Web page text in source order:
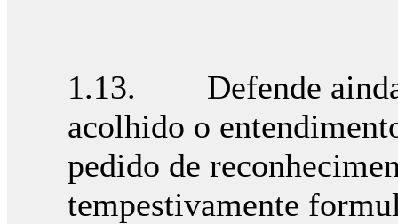
1.13. Defende ainda
acolhido o
pedido de
tempestivamente